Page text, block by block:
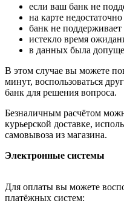
если ваш банк не
на карте
банк не поддерживает
истекло время
в данных была
В этом случае вы можете
минут, воспользоваться
банк для решения вопроса.
Безналичным расчётом
курьерской доставке,
самовывоза из магазина.
Электронные системы
Для оплаты вы можете
платёжных систем: